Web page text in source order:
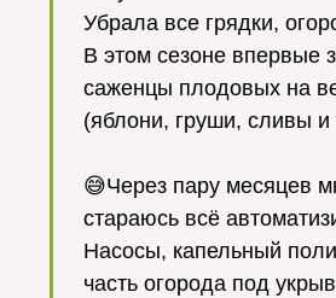
Убрала все грядки,
В этом сезоне впервые
саженцы плодовых на
(яблони, груши, сливы и
😅Через пару месяцев
стараюсь всё
Насосы, капельный
часть огорода под